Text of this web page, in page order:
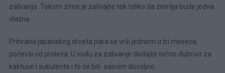
zalivanja. Tokom zime je zalivajte tek toliko da zemlja bude jedva
vlažna.
Prihrana japanskog drveta para se vrši jednom u tri meseca,
počevši od proleća. U vodu za zalivanje dodajte tečno đubrivo za
kaktuse i sukulente i to će biti sasvim dovoljno.